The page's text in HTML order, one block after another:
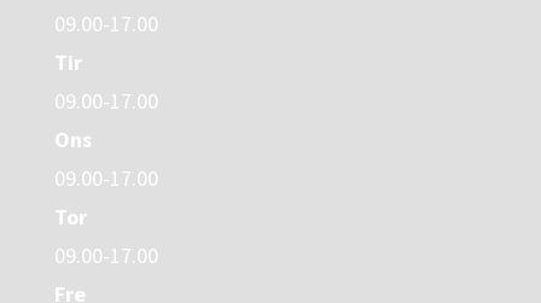
09.00-17.00
Tir
09.00-17.00
Ons
09.00-17.00
Tor
09.00-17.00
Fre